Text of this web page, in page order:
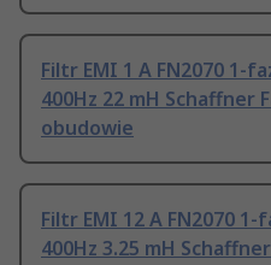
Filtr EMI 1 A FN2070 1-
400Hz 22 mH Schaffner
obudowie
Filtr EMI 12 A FN2070
400Hz 3.25 mH